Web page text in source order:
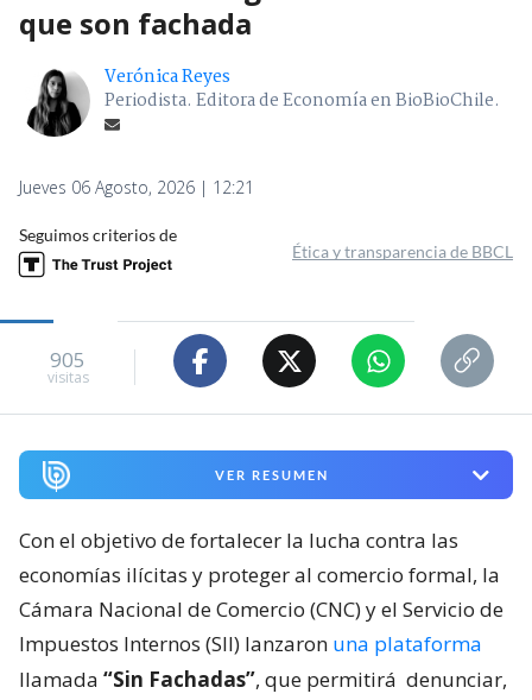
que son fachada
Verónica Reyes
Periodista. Editora de Economía en BioBioChile.
Jueves 06 Agosto, 2026 | 12:21
Seguimos criterios de
Ética y transparencia de BBCL
905
visitas
VER RESUMEN
Con el objetivo de fortalecer la lucha contra las
economías ilícitas y proteger al comercio formal, la
Cámara Nacional de Comercio (CNC) y el Servicio de
Impuestos Internos (SII) lanzaron una plataforma
llamada “Sin Fachadas”, que permitirá denunciar,